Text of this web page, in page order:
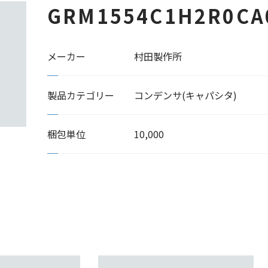
メーカー 村田製作所
製品カテゴリー コンデンサ(キャパシタ)
梱包単位 10,000